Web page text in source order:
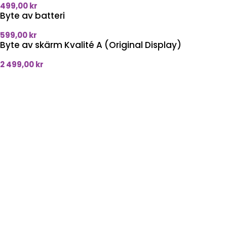
499,00kr
Byte av batteri
599,00kr
Byte av skärm Kvalité A (Original Display)
2 499,00kr